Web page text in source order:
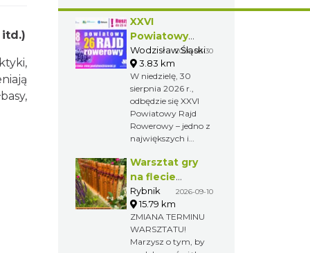
itd.)
XXVI
Powiatowy
Rajd Rowerowy
Wodzisław Śląski
2026-08-30
3.83 km
W niedzielę, 30
sierpnia 2026 r.,
odbędzie się XXVI
Powiatowy Rajd
Rowerowy – jedno z
największych i
wybieranych
wydarzeń
rekreacyjnych w
regionie. Tegoroczna
edycja rozpocznie
się w Wodzisławiu
Śląskim, a zakończy
w Gminie Gorzyce,
Warsztat gry
na flecie
indiańskim –
pierwsze kroki
w świecie
melodii
Rybnik 2026-09-10
15.79 km
ZMIANA TERMINU
WARSZTATU!
Marzysz o tym, by